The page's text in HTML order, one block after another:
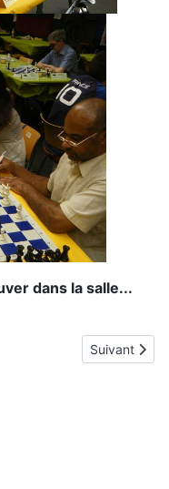
dans la salle...
Article
Suivant